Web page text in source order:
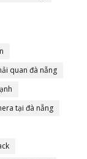
quan đà nẵng
tại đà nẵng